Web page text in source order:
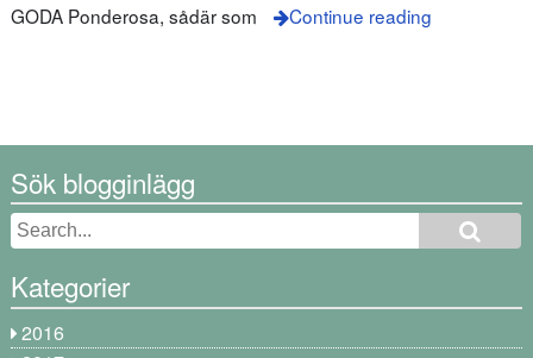
GODA Ponderosa, sådär som
Continue reading
Sök blogginlägg
Kategorier
2016